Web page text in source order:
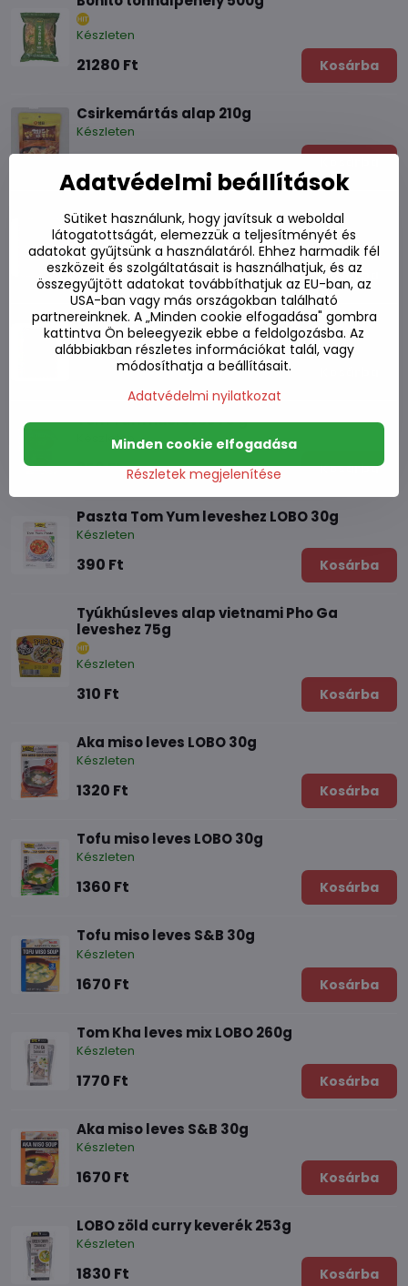
Készleten
21280 Ft Kosárba
Csirkemártás alap 210g
Készleten
Satay Shabu Shabu Shabu Shabu HOT POT
levesalap 75g
Készleten
800 Ft Kosárba
Paszta Tom Kha leveshez LOBO 50g
Készleten
410 Ft
Tom Yum húsleves 75 g
Készleten
350 Ft Kosárba
Paszta Tom Yum leveshez LOBO 30g
Készleten
390 Ft Kosárba
Tyúkhúsleves alap vietnami Pho Ga
leveshez 75g
Készleten
310 Ft Kosárba
Aka miso leves LOBO 30g
Készleten
1320 Ft Kosárba
Tofu miso leves LOBO 30g
Készleten
1360 Ft Kosárba
Tofu miso leves S&B 30g
Készleten
1670 Ft Kosárba
Tom Kha leves mix LOBO 260g
Készleten
1770 Ft Kosárba
Aka miso leves S&B 30g
Készleten
1670 Ft Kosárba
LOBO zöld curry keverék 253g
Készleten
1830 Ft Kosárba
Adatvédelmi beállítások
Sütiket használunk, hogy javítsuk a weboldal
látogatottságát, elemezzük a teljesítményét és
adatokat gyűjtsünk a használatáról. Ehhez harmadik fél
eszközeit és szolgáltatásait is használhatjuk, és az
összegyűjtött adatokat továbbíthatjuk az EU-ban, az
USA-ban vagy más országokban található
partnereinknek. A „Minden cookie elfogadása" gombra
kattintva Ön beleegyezik ebbe a feldolgozásba. Az
alábbiakban részletes információkat talál, vagy
módosíthatja a beállításait.
Adatvédelmi nyilatkozat
Részletek megjelenítése
Minden cookie elfogadása